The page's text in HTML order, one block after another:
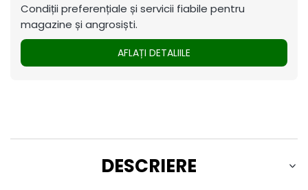
Condiții preferențiale și servicii fiabile pentru
magazine și angrosiști.
AFLAȚI DETALIILE
DESCRIERE